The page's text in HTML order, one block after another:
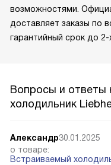
возможностями.
доставляет заказы по
гарантийный срок до 2-
Вопросы и ответы
холодильник
Александр30.01.2025
о товаре:
Встраиваемый